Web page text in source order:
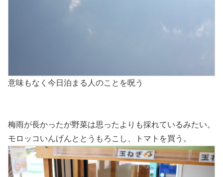
意味もなく今日泊まる人のことを呪う
梅雨が長かったが野菜は思ったよりも採れているみたい。
モロッコいんげんととうもろこし、トマトを買う。